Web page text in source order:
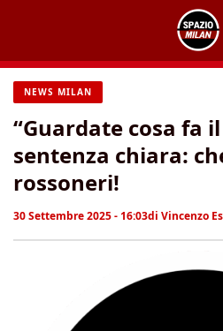
contenuto
NEWS MILAN
“Guardate cosa fa
sentenza chiara:
rossoneri!
30 Settembre 2025 - 16:03di Vincenzo